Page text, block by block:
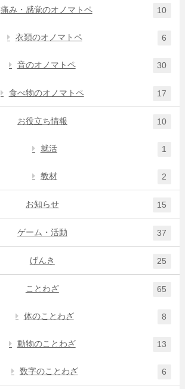
痛み・感覚のオノマトペ 10
衣類のオノマトペ 6
音のオノマトペ 30
食べ物のオノマトペ 17
お役立ち情報 10
就活 1
教材 2
お知らせ 15
ゲーム・活動 37
げんき 25
ことわざ 65
体のことわざ 8
動物のことわざ 13
数字のことわざ 6